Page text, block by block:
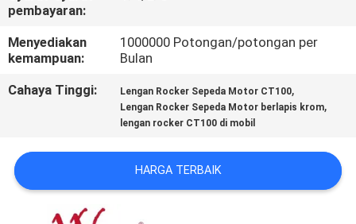
KUTIPAN
PETA
SITUS
PRIBADI
pembayaran:
Menyediakan
kemampuan:
1000000 Potongan/potongan per
Bulan
Cahaya Tinggi:
Lengan Rocker Sepeda Motor CT100,
Lengan Rocker Sepeda Motor berlapis krom,
lengan rocker CT100 di mobil
HARGA TERBAIK